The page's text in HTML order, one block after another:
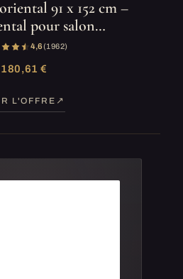
91 x 152 cm –
pour salon…
4,6(1 962)
180,61 €
L'OFFRE